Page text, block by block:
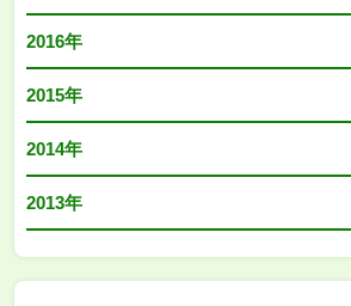
2016年
2015年
2014年
2013年